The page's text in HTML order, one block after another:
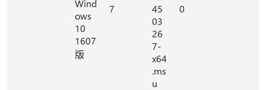
Wind
ows
10
1607
版
7
45
03
26
7-
x64
.ms
u
0